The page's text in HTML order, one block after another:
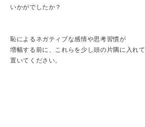
いかがでしたか？
恥によるネガティブな感情や思考習慣が
増幅する前に、これらを少し頭の片隅に入れて
置いてください。